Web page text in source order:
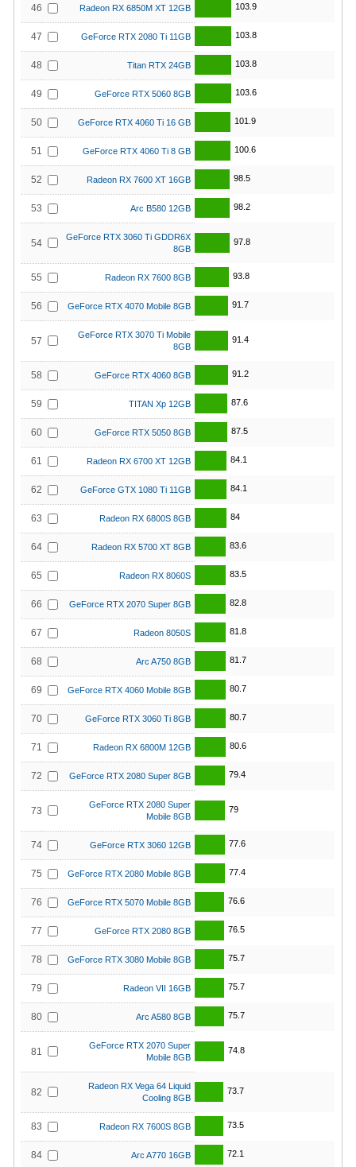
46 Radeon RX 6850M XT 12GB 103.9
47 GeForce RTX 2080 Ti 11GB 103.8
48 Titan RTX 24GB 103.8
49 GeForce RTX 5060 8GB 103.6
50 GeForce RTX 4060 Ti 16 GB 101.9
51 GeForce RTX 4060 Ti 8 GB 100.6
52 Radeon RX 7600 XT 16GB 98.5
53 Arc B580 12GB 98.2
54
GeForce RTX 3060 Ti GDDR6X
8GB
97.8
55 Radeon RX 7600 8GB 93.8
56 GeForce RTX 4070 Mobile 8GB 91.7
57
GeForce RTX 3070 Ti Mobile
8GB
91.4
58 GeForce RTX 4060 8GB 91.2
59 TITAN Xp 12GB 87.6
60 GeForce RTX 5050 8GB 87.5
61 Radeon RX 6700 XT 12GB 84.1
62 GeForce GTX 1080 Ti 11GB 84.1
63 Radeon RX 6800S 8GB 84
64 Radeon RX 5700 XT 8GB 83.6
65 Radeon RX 8060S 83.5
66 GeForce RTX 2070 Super 8GB 82.8
67 Radeon 8050S 81.8
68 Arc A750 8GB 81.7
69 GeForce RTX 4060 Mobile 8GB 80.7
70 GeForce RTX 3060 Ti 8GB 80.7
71 Radeon RX 6800M 12GB 80.6
72 GeForce RTX 2080 Super 8GB 79.4
73
GeForce RTX 2080 Super
Mobile 8GB
79
74 GeForce RTX 3060 12GB 77.6
75 GeForce RTX 2080 Mobile 8GB 77.4
76 GeForce RTX 5070 Mobile 8GB 76.6
77 GeForce RTX 2080 8GB 76.5
78 GeForce RTX 3080 Mobile 8GB 75.7
79 Radeon VII 16GB 75.7
80 Arc A580 8GB 75.7
81
GeForce RTX 2070 Super
Mobile 8GB
74.8
82
Radeon RX Vega 64 Liquid
Cooling 8GB
73.7
83 Radeon RX 7600S 8GB 73.5
84 Arc A770 16GB 72.1